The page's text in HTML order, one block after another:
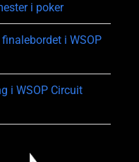
i poker
i WSOP
i WSOP Circuit